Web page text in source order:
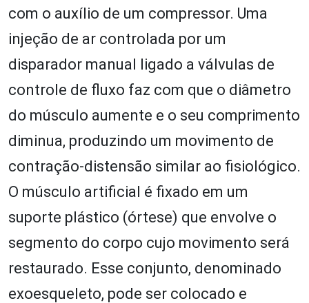
com o auxílio de um compressor. Uma
injeção de ar controlada por um
disparador manual ligado a válvulas de
controle de fluxo faz com que o diâmetro
do músculo aumente e o seu comprimento
diminua, produzindo um movimento de
contração-distensão similar ao fisiológico.
O músculo artificial é fixado em um
suporte plástico (órtese) que envolve o
segmento do corpo cujo movimento será
restaurado. Esse conjunto, denominado
exoesqueleto, pode ser colocado e